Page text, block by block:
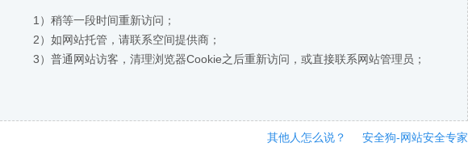
1）稍等一段时间重新访问；
2）如网站托管，请联系空间提供商；
3）普通网站访客，清理浏览器Cookie之后重新访问，或直接联系网站管理员；
其他人怎么说？ 安全狗-网站安全专家